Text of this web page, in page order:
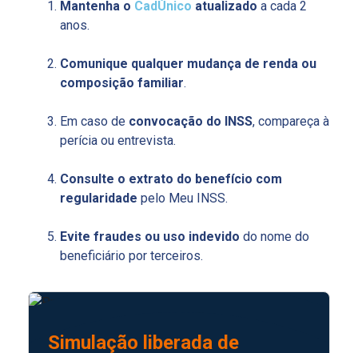
Mantenha o CadÚnico atualizado a cada 2
anos.
Comunique qualquer mudança de renda ou
composição familiar.
Em caso de convocação do INSS, compareça à
perícia ou entrevista.
Consulte o extrato do benefício com
regularidade pelo Meu INSS.
Evite fraudes ou uso indevido do nome do
beneficiário por terceiros.
Simulação liberada de